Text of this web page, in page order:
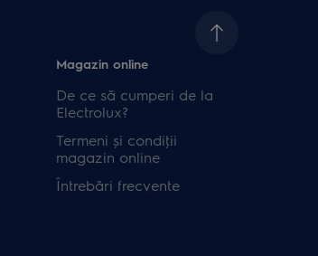
Magazin online
De ce să cumperi de la
Electrolux?
Termeni și condiţii
magazin online
Întrebări frecvente